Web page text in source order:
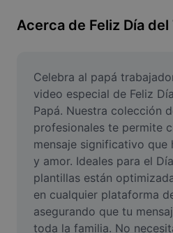
Resize Image
Meme Generator
AI Text Remover
AI People Remover
AI Inpainting
Face Cutout
Acerca de Feliz Día
Celebra al papá
video especial de Feliz
Papá. Nuestra colección
profesionales te permite
mensaje significativo que
y amor. Ideales para el
plantillas están
en cualquier plataforma
asegurando que tu
toda la familia. No